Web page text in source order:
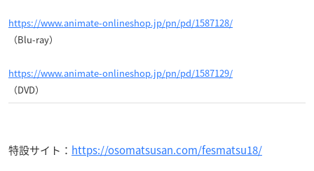
https://www.animate-onlineshop.jp/pn/pd/1587128/
（Blu-ray）
https://www.animate-onlineshop.jp/pn/pd/1587129/
（DVD）
特設サイト： https://osomatsusan.com/fesmatsu18/